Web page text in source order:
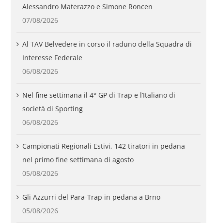
Alessandro Materazzo e Simone Roncen
07/08/2026
Al TAV Belvedere in corso il raduno della Squadra di
Interesse Federale
06/08/2026
Nel fine settimana il 4° GP di Trap e l’Italiano di
società di Sporting
06/08/2026
Campionati Regionali Estivi, 142 tiratori in pedana
nel primo fine settimana di agosto
05/08/2026
Gli Azzurri del Para-Trap in pedana a Brno
05/08/2026